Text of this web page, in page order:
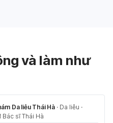
và làm như
Da liễu Thái Hà · Da liễu ·
sĩ Thái Hà